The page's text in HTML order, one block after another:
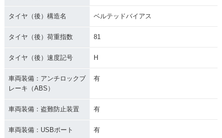
タイヤ（後）構造名 ベルテッドバイアス
タイヤ（後）荷重指数 81
タイヤ（後）速度記号 H
車両装備：アンチロックブ
レーキ（ABS）
有
車両装備：盗難防止装置 有
車両装備：USBポート 有